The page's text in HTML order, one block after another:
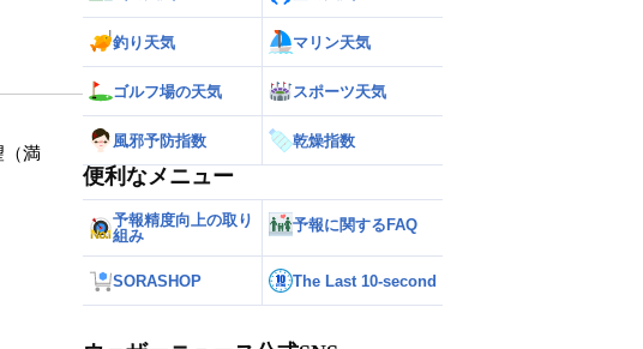
（満
釣り天気 マリン天気
ゴルフ場の天気 スポーツ天気
風邪予防指数 乾燥指数
便利なメニュー
予報精度向上の取り
組み
予報に関するFAQ
SORASHOP The Last 10-second